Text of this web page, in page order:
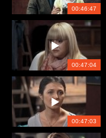
00:46:47
00:47:04
00:47:03